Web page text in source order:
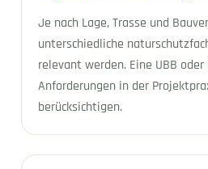
Je nach Lage, Trasse und
unterschiedliche
relevant werden. Eine UBB
Anforderungen in der
berücksichtigen.